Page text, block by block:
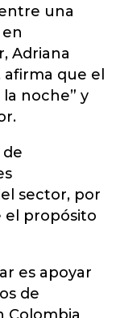
una
Adriana
que el
noche” y
sector, por
el propósito
es apoyar
de